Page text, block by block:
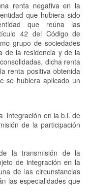
renta negativa en la
que hubiera sido
que reúna las
42 del Código de
grupo de sociedades
de la residencia y de la
dicha renta
renta positiva obtenida
se hubiera aplicado un
integración en la b.i. de
de la participación
la transmisión de la
de integración en la
de las circunstancias
las especialidades que